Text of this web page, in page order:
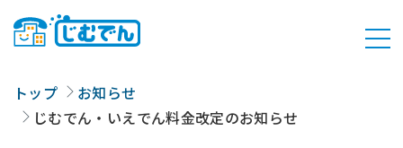
トップ
お知らせ
じむでん・いえでん料金改定のお知らせ